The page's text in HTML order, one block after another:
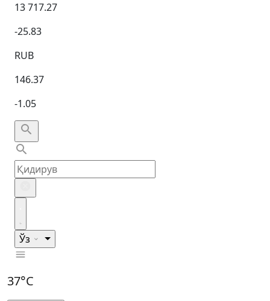
13 717.27
-25.83
RUB
146.37
-1.05
Ўз
37°C